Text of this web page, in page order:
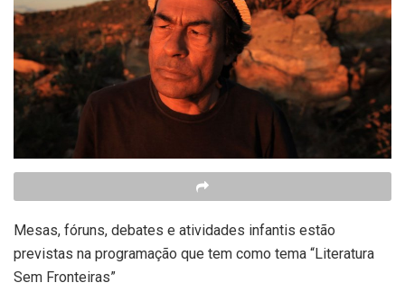
Mesas, fóruns, debates e atividades infantis estão
previstas na programação que tem como tema “Literatura
Sem Fronteiras”